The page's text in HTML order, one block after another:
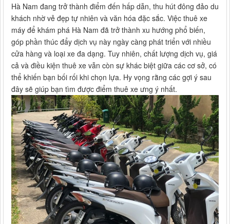
Hà Nam đang trở thành điểm đến hấp dẫn, thu hút đông đảo du
khách nhờ vẻ đẹp tự nhiên và văn hóa đặc sắc. Việc thuê xe
máy để khám phá Hà Nam đã trở thành xu hướng phổ biến,
góp phần thúc đẩy dịch vụ này ngày càng phát triển với nhiều
cửa hàng và loại xe đa dạng. Tuy nhiên, chất lượng dịch vụ, giá
cả và điều kiện thuê xe vẫn còn sự khác biệt giữa các cơ sở, có
thể khiến bạn bối rối khi chọn lựa. Hy vọng rằng các gợi ý sau
đây sẽ giúp bạn tìm được điểm thuê xe ưng ý nhất.